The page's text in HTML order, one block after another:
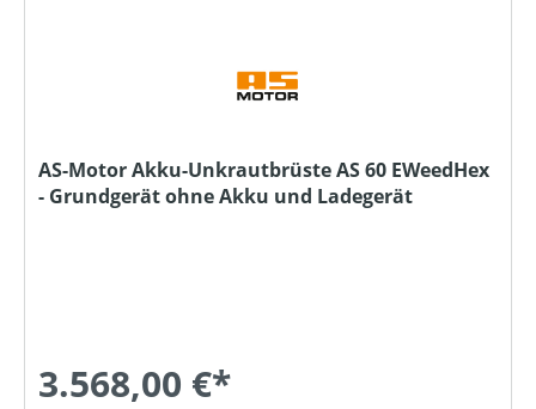
AS-Motor Akku-Unkrautbrüste AS 60 EWeedHex
- Grundgerät ohne Akku und Ladegerät
3.568,00 €*